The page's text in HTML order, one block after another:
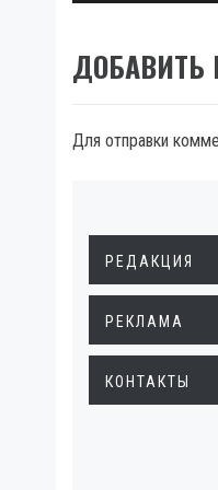
ДОБАВИТЬ
Для отправки
РЕДАКЦИЯ
РЕКЛАМА
КОНТАКТЫ